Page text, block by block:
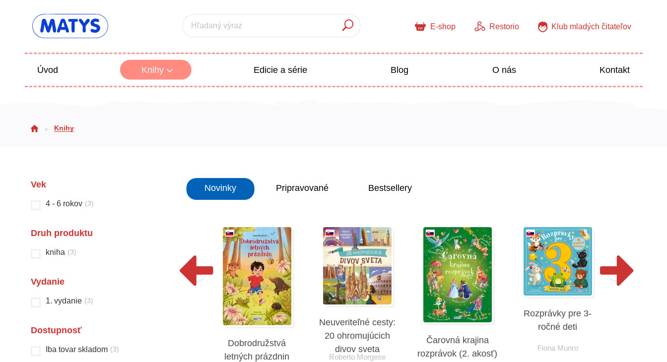
Hľadaný výraz E-shop Restorio Klub mladých čitateľov
Úvod Knihy Edicie a série Blog O nás Kontakt
Knihy
Vek
4 - 6 rokov (3)
Druh produktu
kniha (3)
Vydanie
1. vydanie (3)
Dostupnosť
Iba tovar skladom (3)
Novinky Pripravované Bestsellery
malého školáka
Dobrodružstvá
letných prázdnin
Neuveriteľné cesty:
20 ohromujúcich
divov sveta
Roberto Morgese
Čarovná krajina
rozprávok (2. akosť)
Rozprávky pre 3-
ročné deti
Fiona Munro